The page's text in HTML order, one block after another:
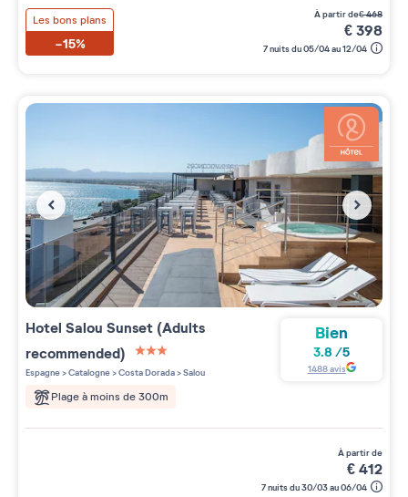
Les bons plans
-15%
à partir de€468
€398
7 nuits du 05/04 au 12/04
Hotel Salou Sunset (Adults
recommended)
3 étoiles sur 5
Espagne>Catalogne>Costa Dorada>Salou
Plage à moins de 300m
Bien
3.8 /5
1488avis
à partir de
€412
7 nuits du 30/03 au 06/04